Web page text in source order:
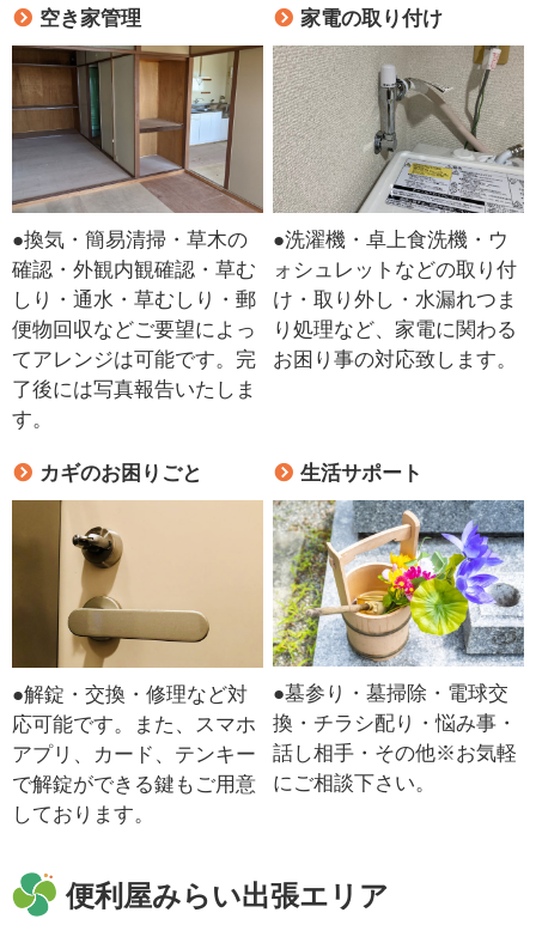
空き家管理
●換気・簡易清掃・草木の
確認・外観内観確認・草む
しり・通水・草むしり・郵
便物回収などご要望によっ
てアレンジは可能です。完
了後には写真報告いたしま
す。
家電の取り付け
●洗濯機・卓上食洗機・ウ
ォシュレットなどの取り付
け・取り外し・水漏れつま
り処理など、家電に関わる
お困り事の対応致します。
カギのお困りごと
●解錠・交換・修理など対
応可能です。また、スマホ
アプリ、カード、テンキー
で解錠ができる鍵もご用意
しております。
生活サポート
●墓参り・墓掃除・電球交
換・チラシ配り・悩み事・
話し相手・その他※お気軽
にご相談下さい。
便利屋みらい出張エリア